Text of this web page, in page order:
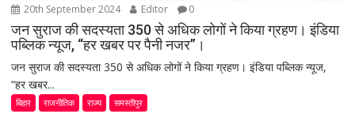
20th September 2024 Editor 0
जन सुराज की सदस्यता 350 से अधिक लोगों ने किया ग्रहण। इंडिया
पब्लिक न्यूज, “हर खबर पर पैनी नजर”।
जन सुराज की सदस्यता 350 से अधिक लोगों ने किया ग्रहण। इंडिया पब्लिक न्यूज,
“हर खबर...
बिहार राजनीतिक राज्य समस्तीपुर